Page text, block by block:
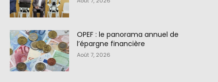
OPEF : le panorama annuel de
l’épargne financière
Août 7, 2026